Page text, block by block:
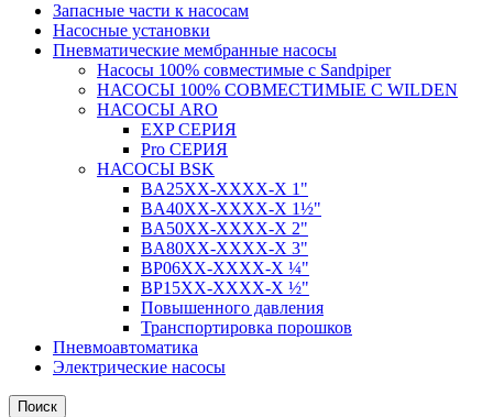
Запасные части к насосам
Насосные установки
Пневматические мембранные насосы
Насосы 100% совместимые с Sandpiper
НАСОСЫ 100% СОВМЕСТИМЫЕ С WILDEN
НАСОСЫ ARO
EXP СЕРИЯ
Pro СЕРИЯ
НАСОСЫ BSK
BA25XX-XXXX-X 1"
BA40XX-XXXX-X 1½"
BA50XX-XXXX-X 2"
BA80XX-XXXX-X 3"
BP06XX-XXXX-X ¼"
BP15XX-XXXX-X ½"
Повышенного давления
Транспортировка порошков
Пневмоавтоматика
Электрические насосы
Поиск